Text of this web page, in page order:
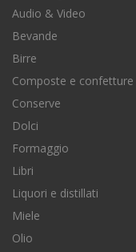
Audio & Video
Bevande
Birre
Composte e confetture
Conserve
Dolci
Formaggio
Libri
Liquori e distillati
Miele
Olio